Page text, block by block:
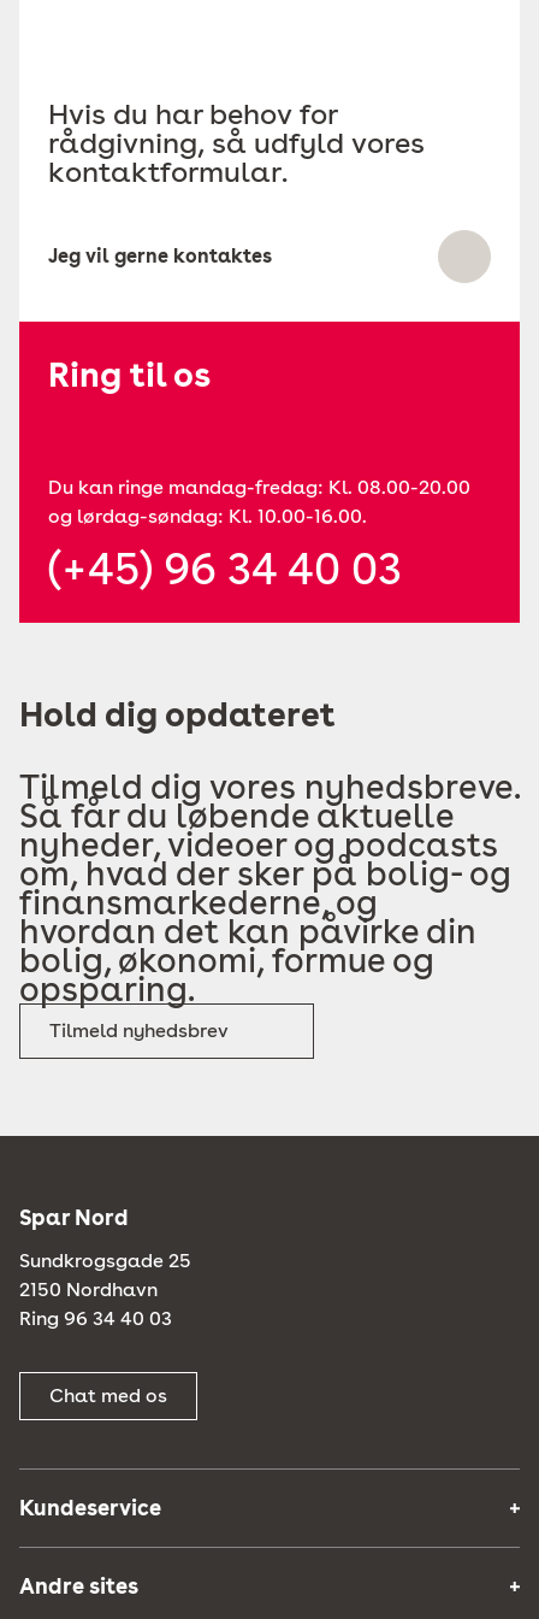
Hvis du har behov for
rådgivning, så udfyld vores
kontaktformular.
Jeg vil gerne kontaktes
Ring til os
Du kan ringe mandag-fredag: Kl. 08.00-20.00
og lørdag-søndag: Kl. 10.00-16.00.
(+45) 96 34 40 03
Hold dig opdateret
Tilmeld dig vores nyhedsbreve.
Så får du løbende aktuelle
nyheder, videoer og podcasts
om, hvad der sker på bolig- og
finansmarkederne, og
hvordan det kan påvirke din
bolig, økonomi, formue og
opsparing.
Tilmeld nyhedsbrev
Spar Nord
Sundkrogsgade 25
2150 Nordhavn
Ring 96 34 40 03
Chat med os
Kundeservice
Andre sites